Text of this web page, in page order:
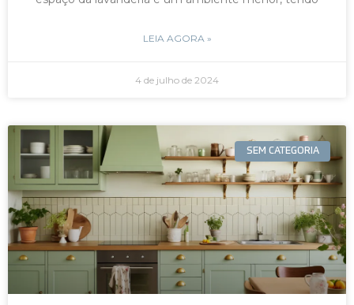
LEIA AGORA »
4 de julho de 2024
SEM CATEGORIA